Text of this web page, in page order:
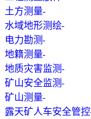
土方测量
水域地形测绘
电力勘测
地籍测量
地质灾害监测
矿山安全监测
矿山测量
露天矿人车安全管控